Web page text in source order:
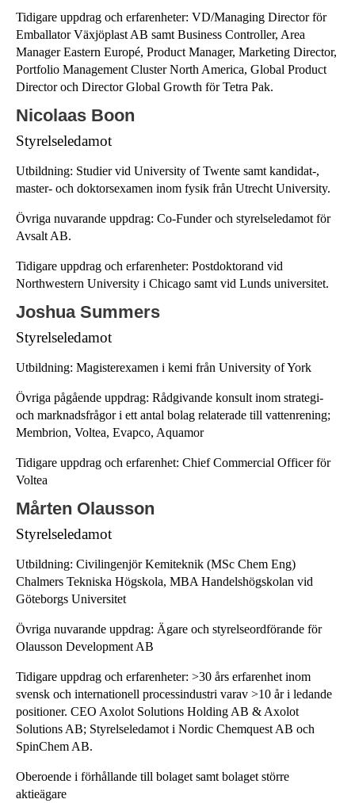
Tidigare uppdrag och erfarenheter: VD/Managing Director för
Emballator Växjöplast AB samt Business Controller, Area
Manager Eastern Europé, Product Manager, Marketing Director,
Portfolio Management Cluster North America, Global Product
Director och Director Global Growth för Tetra Pak.
Nicolaas Boon
Styrelseledamot
Utbildning: Studier vid University of Twente samt kandidat-,
master- och doktorsexamen inom fysik från Utrecht University.
Övriga nuvarande uppdrag: Co-Funder och styrelseledamot för
Avsalt AB.
Tidigare uppdrag och erfarenheter: Postdoktorand vid
Northwestern University i Chicago samt vid Lunds universitet.
Joshua Summers
Styrelseledamot
Utbildning: Magisterexamen i kemi från University of York
Övriga pågående uppdrag: Rådgivande konsult inom strategi-
och marknadsfrågor i ett antal bolag relaterade till vattenrening;
Membrion, Voltea, Evapco, Aquamor
Tidigare uppdrag och erfarenhet: Chief Commercial Officer för
Voltea
Mårten Olausson
Styrelseledamot
Utbildning: Civilingenjör Kemiteknik (MSc Chem Eng)
Chalmers Tekniska Högskola, MBA Handelshögskolan vid
Göteborgs Universitet
Övriga nuvarande uppdrag: Ägare och styrelseordförande för
Olausson Development AB
Tidigare uppdrag och erfarenheter: >30 års erfarenhet inom
svensk och internationell processindustri varav >10 år i ledande
positioner. CEO Axolot Solutions Holding AB & Axolot
Solutions AB; Styrelseledamot i Nordic Chemquest AB och
SpinChem AB.
Oberoende i förhållande till bolaget samt bolaget större
aktieägare